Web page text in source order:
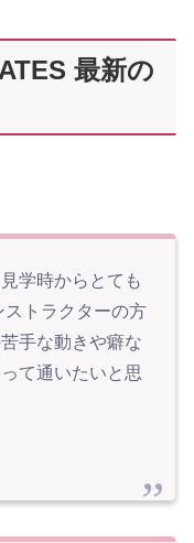
最新の
学時からとても
トラクターの方
手な動きや癖な
て通いたいと思